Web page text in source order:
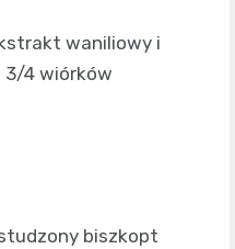
waniliowy i
3/4 wiórków
biszkopt